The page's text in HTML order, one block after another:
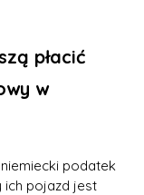
płacić
w
podatek
pojazd jest